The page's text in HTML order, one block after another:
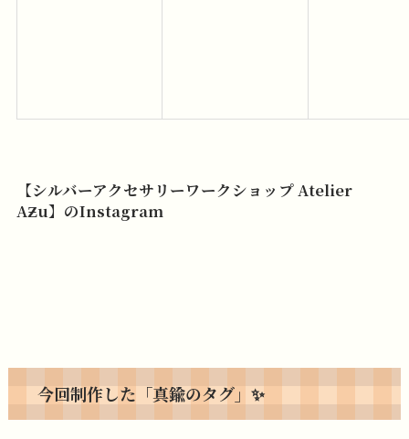
【シルバーアクセサリーワークショップ Atelier
AƵu】のInstagram
今回制作した「真鍮のタグ」✨